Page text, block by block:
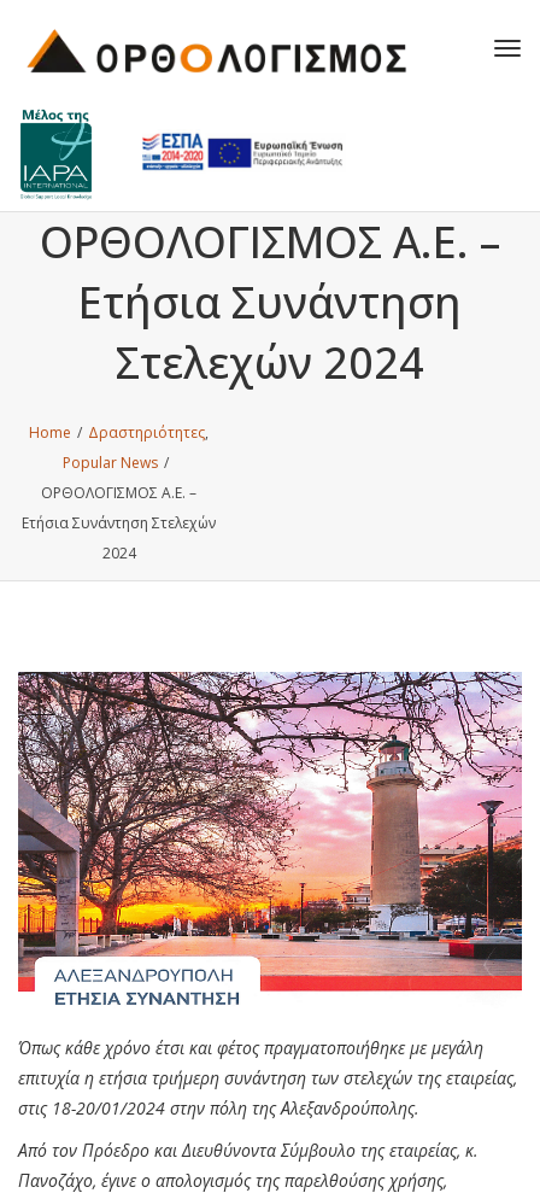
ΟΡΘΟΛΟΓΙΣΜΟΣ Α.Ε. –
Ετήσια Συνάντηση
Στελεχών 2024
Home / Δραστηριότητες,
Popular News /
ΟΡΘΟΛΟΓΙΣΜΟΣ Α.Ε. –
Ετήσια Συνάντηση Στελεχών
2024
Όπως κάθε χρόνο έτσι και φέτος πραγματοποιήθηκε με μεγάλη
επιτυχία η ετήσια τριήμερη συνάντηση των στελεχών της εταιρείας,
στις 18-20/01/2024 στην πόλη της Αλεξανδρούπολης.
Από τον Πρόεδρο και Διευθύνοντα Σύμβουλο της εταιρείας, κ.
Πανοζάχο, έγινε ο απολογισμός της παρελθούσης χρήσης,